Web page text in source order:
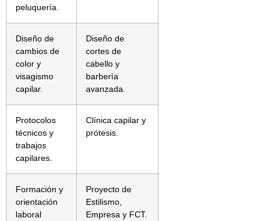
peluquería.
Diseño de
cambios de
color y
visagismo
capilar.
Diseño de
cortes de
cabello y
barbería
avanzada.
Protocolos
técnicos y
trabajos
capilares.
Clínica capilar y
prótesis.
Formación y
orientación
laboral
Proyecto de
Estilismo,
Empresa y FCT.